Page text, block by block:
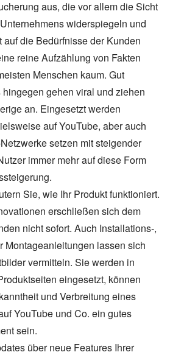
aus, die vor allem die Sicht
widerspiegeln und
die Bedürfnisse der Kunden
reine Aufzählung von Fakten
Menschen kaum. Gut
gehen viral und ziehen
an. Eingesetzt werden
auf YouTube, aber auch
setzen mit steigender
immer mehr auf diese Form
Sie, wie Ihr Produkt funktioniert.
erschließen sich dem
nicht sofort. Auch Installations-,
Montageanleitungen lassen sich
vermitteln. Sie werden in
eingesetzt, können
und Verbreitung eines
YouTube und Co. ein gutes
sein.
über neue Features Ihrer